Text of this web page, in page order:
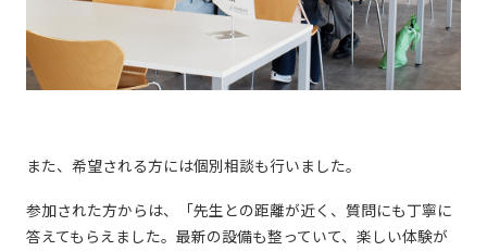
また、希望される方には個別相談も行いました。
参加された方からは、「先生との距離が近く、質問にも丁寧に
答えてもらえました。最新の設備も整っていて、楽しい体験が